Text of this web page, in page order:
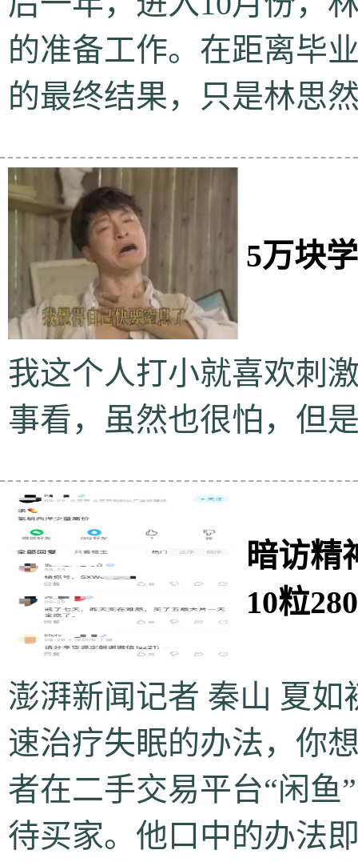
的准备工作。在距离毕
的最终结果，只是林思
5万块
我这个人打小就喜欢刺
事看，虽然也很怕，但
暗访精
10粒280
澎湃新闻记者 秦山 夏如
速治疗失眠的办法，你
者在二手交易平台“闲鱼
待买家。他口中的办法